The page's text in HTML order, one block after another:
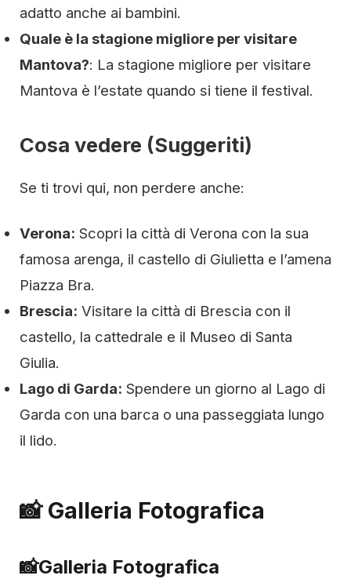
adatto anche ai bambini.
Quale è la stagione migliore per visitare
Mantova?: La stagione migliore per visitare
Mantova è l’estate quando si tiene il festival.
Cosa vedere (Suggeriti)
Se ti trovi qui, non perdere anche:
Verona: Scopri la città di Verona con la sua
famosa arenga, il castello di Giulietta e l’amena
Piazza Bra.
Brescia: Visitare la città di Brescia con il
castello, la cattedrale e il Museo di Santa
Giulia.
Lago di Garda: Spendere un giorno al Lago di
Garda con una barca o una passeggiata lungo
il lido.
📸 Galleria Fotografica
📸Galleria Fotografica